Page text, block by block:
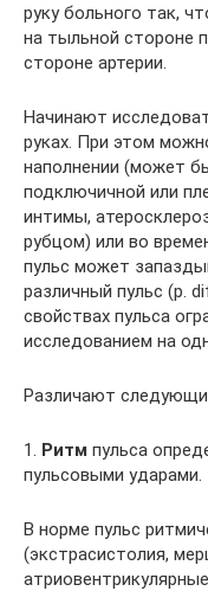
руку больного так,
на тыльной стороне
стороне артерии.
Начинают
руках. При этом
наполнении (может
подключичной или
интимы,
рубцом) или во
пульс может
различный пульс (p.
свойствах пульса
исследованием на
Различают
1. Ритм пульса
пульсовыми ударами.
В норме пульс
(экстрасистолия,